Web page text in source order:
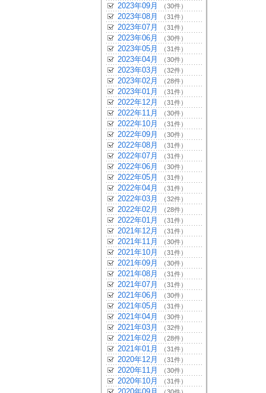
2023年09月 （30件）
2023年08月 （31件）
2023年07月 （31件）
2023年06月 （30件）
2023年05月 （31件）
2023年04月 （30件）
2023年03月 （32件）
2023年02月 （28件）
2023年01月 （31件）
2022年12月 （31件）
2022年11月 （30件）
2022年10月 （31件）
2022年09月 （30件）
2022年08月 （31件）
2022年07月 （31件）
2022年06月 （30件）
2022年05月 （31件）
2022年04月 （31件）
2022年03月 （32件）
2022年02月 （28件）
2022年01月 （31件）
2021年12月 （31件）
2021年11月 （30件）
2021年10月 （31件）
2021年09月 （30件）
2021年08月 （31件）
2021年07月 （31件）
2021年06月 （30件）
2021年05月 （31件）
2021年04月 （30件）
2021年03月 （32件）
2021年02月 （28件）
2021年01月 （31件）
2020年12月 （31件）
2020年11月 （30件）
2020年10月 （31件）